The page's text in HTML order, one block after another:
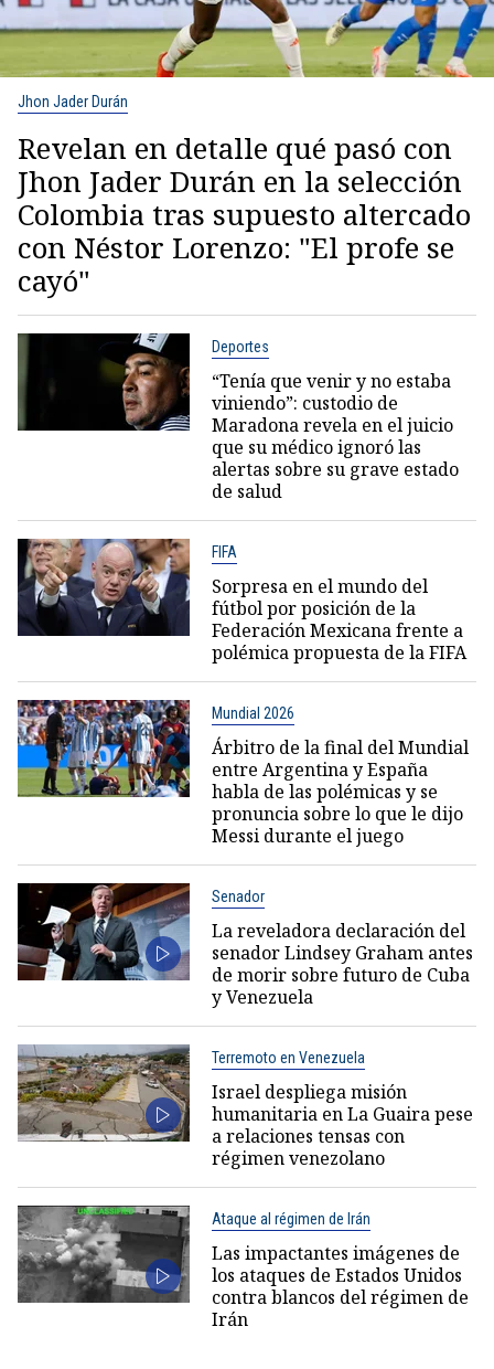
Jhon Jader Durán
Revelan en detalle qué pasó con
Jhon Jader Durán en la selección
Colombia tras supuesto altercado
con Néstor Lorenzo: "El profe se
cayó"
Deportes
“Tenía que venir y no estaba
viniendo”: custodio de
Maradona revela en el juicio
que su médico ignoró las
alertas sobre su grave estado
de salud
FIFA
Sorpresa en el mundo del
fútbol por posición de la
Federación Mexicana frente a
polémica propuesta de la FIFA
Mundial 2026
Árbitro de la final del Mundial
entre Argentina y España
habla de las polémicas y se
pronuncia sobre lo que le dijo
Messi durante el juego
Senador
La reveladora declaración del
senador Lindsey Graham antes
de morir sobre futuro de Cuba
y Venezuela
Terremoto en Venezuela
Israel despliega misión
humanitaria en La Guaira pese
a relaciones tensas con
régimen venezolano
Ataque al régimen de Irán
Las impactantes imágenes de
los ataques de Estados Unidos
contra blancos del régimen de
Irán